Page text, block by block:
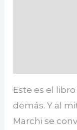
Este es el
demás. Y al
Marchi se